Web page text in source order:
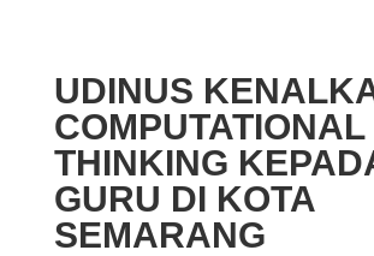
UDINUS
COMPUTATIONAL
THINKING
GURU DI KOTA
SEMARANG